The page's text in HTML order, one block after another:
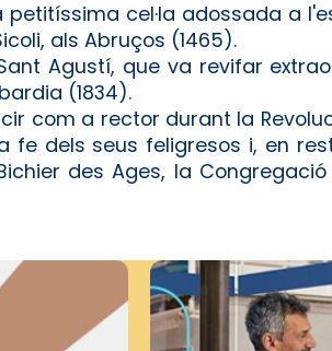
cel·la adossada a
als Abruços (1465).
Agustí, que va revifar
(1834).
com a rector durant la
dels seus feligresos i, en
des Ages, la Congregació